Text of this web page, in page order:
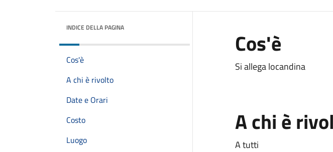
INDICE DELLA PAGINA
Cos'è
A chi è rivolto
Date e Orari
Costo
Luogo
Cos'è
Si allega locandina
A chi è
A tutti